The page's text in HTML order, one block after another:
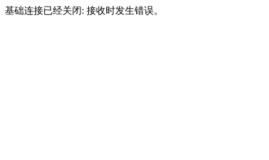
基础连接已经关闭: 接收时发生错误。